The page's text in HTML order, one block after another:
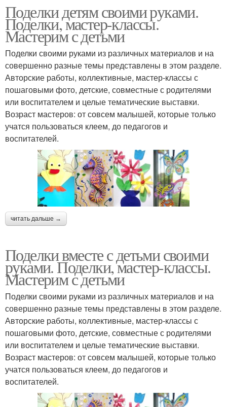
Поделки детям своими руками.
Поделки, мастер-классы.
Мастерим с детьми
Поделки своими руками из различных материалов и на
совершенно разные темы представлены в этом разделе.
Авторские работы, коллективные, мастер-классы с
пошаговыми фото, детские, совместные с родителями
или воспитателем и целые тематические выставки.
Возраст мастеров: от совсем малышей, которые только
учатся пользоваться клеем, до педагогов и
воспитателей.
читать дальше →
Поделки вместе с детьми своими
руками. Поделки, мастер-классы.
Мастерим с детьми
Поделки своими руками из различных материалов и на
совершенно разные темы представлены в этом разделе.
Авторские работы, коллективные, мастер-классы с
пошаговыми фото, детские, совместные с родителями
или воспитателем и целые тематические выставки.
Возраст мастеров: от совсем малышей, которые только
учатся пользоваться клеем, до педагогов и
воспитателей.